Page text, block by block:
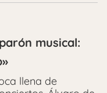
musical:
llena de